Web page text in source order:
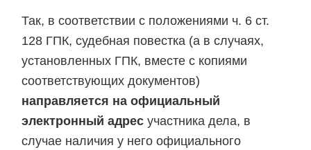
Так, в соответствии с положениями ч. 6 ст.
128 ГПК, судебная повестка (а в случаях,
установленных ГПК, вместе с копиями
соответствующих документов)
направляется на официальный
электронный адрес участника дела, в
случае наличия у него официального